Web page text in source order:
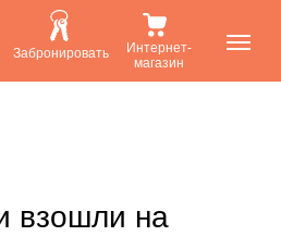
Забронировать
Интернет-
магазин
взошли на